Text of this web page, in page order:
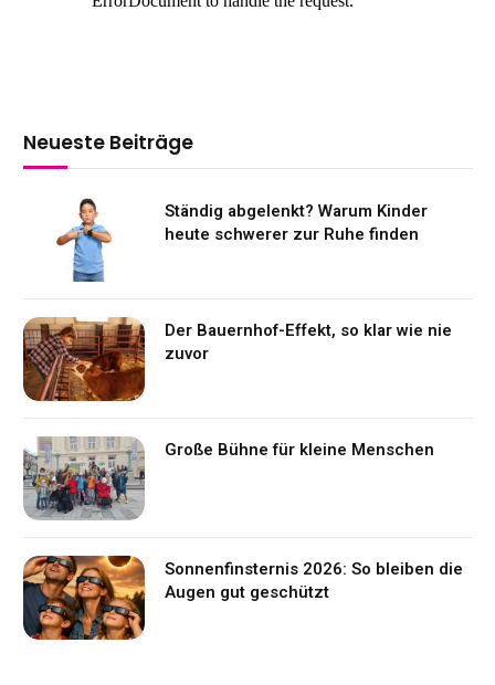
Neueste Beiträge
Ständig abgelenkt? Warum Kinder
heute schwerer zur Ruhe finden
Der Bauernhof-Effekt, so klar wie nie
zuvor
Große Bühne für kleine Menschen
Sonnenfinsternis 2026: So bleiben die
Augen gut geschützt